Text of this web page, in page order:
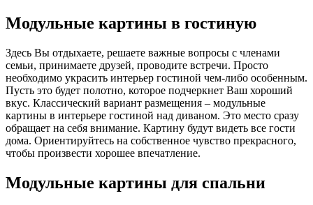
Модульные картины в гостиную
Здесь Вы отдыхаете, решаете важные вопросы с членами
семьи, принимаете друзей, проводите встречи. Просто
необходимо украсить интерьер гостиной чем-либо особенным.
Пусть это будет полотно, которое подчеркнет Ваш хороший
вкус. Классический вариант размещения – модульные
картины в интерьере гостиной над диваном. Это место сразу
обращает на себя внимание. Картину будут видеть все гости
дома. Ориентируйтесь на собственное чувство прекрасного,
чтобы произвести хорошее впечатление.
Модульные картины для спальни